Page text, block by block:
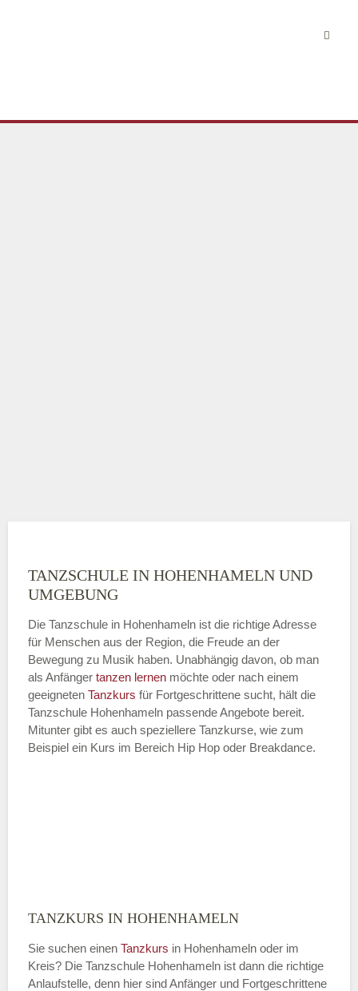
TANZSCHULE IN HOHENHAMELN UND
UMGEBUNG
Die Tanzschule in Hohenhameln ist die richtige Adresse
für Menschen aus der Region, die Freude an der
Bewegung zu Musik haben. Unabhängig davon, ob man
als Anfänger tanzen lernen möchte oder nach einem
geeigneten Tanzkurs für Fortgeschrittene sucht, hält die
Tanzschule Hohenhameln passende Angebote bereit.
Mitunter gibt es auch speziellere Tanzkurse, wie zum
Beispiel ein Kurs im Bereich Hip Hop oder Breakdance.
TANZKURS IN HOHENHAMELN
Sie suchen einen Tanzkurs in Hohenhameln oder im
Kreis? Die Tanzschule Hohenhameln ist dann die richtige
Anlaufstelle, denn hier sind Anfänger und Fortgeschrittene